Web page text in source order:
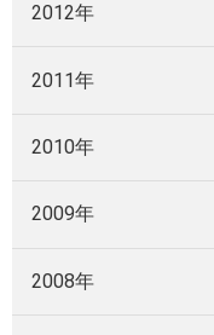
2012年
2011年
2010年
2009年
2008年